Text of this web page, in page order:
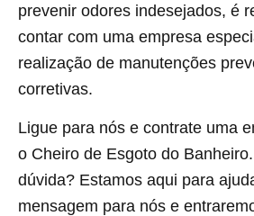
prevenir odores indesejados, é
contar com uma empresa
realização de manutenções
corretivas.
Ligue para nós e contrate uma
o Cheiro de Esgoto do
dúvida? Estamos aqui para
mensagem para nós e